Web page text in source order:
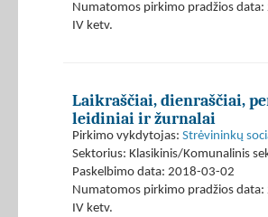
Numatomos pirkimo pradžios
IV ketv.
Laikraščiai, dienraščiai,
leidiniai ir žurnalai
Pirkimo vykdytojas: Strėvininkų
Sektorius: Klasikinis/Komunalinis
Paskelbimo data: 2018-03-02
Numatomos pirkimo pradžios
IV ketv.